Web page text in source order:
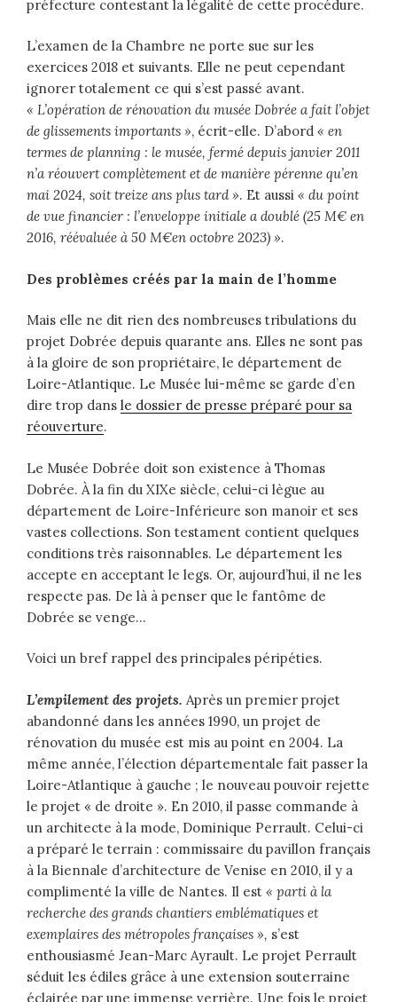
préfecture contestant la légalité de cette procédure.
L’examen de la Chambre ne porte sue sur les
exercices 2018 et suivants. Elle ne peut cependant
ignorer totalement ce qui s’est passé avant.
« L’opération de rénovation du musée Dobrée a fait l’objet
de glissements importants », écrit-elle. D’abord « en
termes de planning : le musée, fermé depuis janvier 2011
n’a réouvert complètement et de manière pérenne qu’en
mai 2024, soit treize ans plus tard ». Et aussi « du point
de vue financier : l’enveloppe initiale a doublé (25 M€ en
2016, réévaluée à 50 M€en octobre 2023) ».
Des problèmes créés par la main de l’homme
Mais elle ne dit rien des nombreuses tribulations du
projet Dobrée depuis quarante ans. Elles ne sont pas
à la gloire de son propriétaire, le département de
Loire-Atlantique. Le Musée lui-même se garde d’en
dire trop dans le dossier de presse préparé pour sa
réouverture.
Le Musée Dobrée doit son existence à Thomas
Dobrée. À la fin du XIXe siècle, celui-ci lègue au
département de Loire-Inférieure son manoir et ses
vastes collections. Son testament contient quelques
conditions très raisonnables. Le département les
accepte en acceptant le legs. Or, aujourd’hui, il ne les
respecte pas. De là à penser que le fantôme de
Dobrée se venge…
Voici un bref rappel des principales péripéties.
L’empilement des projets. Après un premier projet
abandonné dans les années 1990, un projet de
rénovation du musée est mis au point en 2004. La
même année, l’élection départementale fait passer la
Loire-Atlantique à gauche ; le nouveau pouvoir rejette
le projet « de droite ». En 2010, il passe commande à
un architecte à la mode, Dominique Perrault. Celui-ci
a préparé le terrain : commissaire du pavillon français
à la Biennale d’architecture de Venise en 2010, il y a
complimenté la ville de Nantes. Il est « parti à la
recherche des grands chantiers emblématiques et
exemplaires des métropoles françaises », s’est
enthousiasmé Jean-Marc Ayrault. Le projet Perrault
séduit les édiles grâce à une extension souterraine
éclairée par une immense verrière. Une fois le projet